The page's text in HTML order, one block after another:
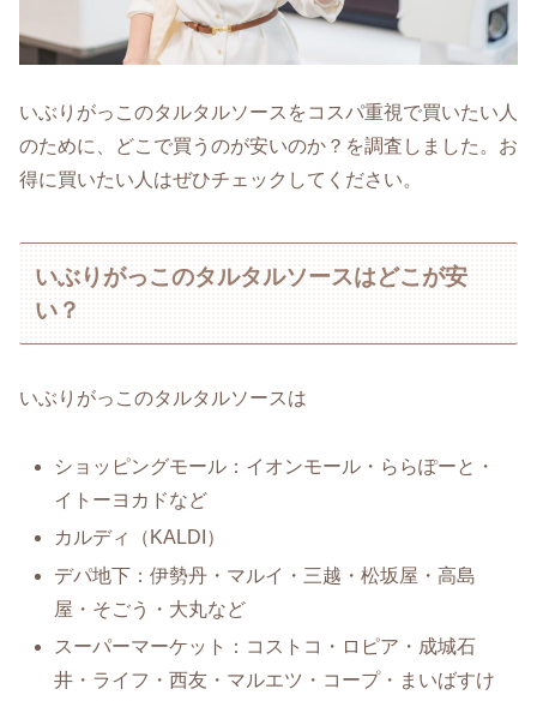
いぶりがっこのタルタルソースをコスパ重視で買いたい人
のために、どこで買うのが安いのか？を調査しました。お
得に買いたい人はぜひチェックしてください。
いぶりがっこのタルタルソースはどこが安
い？
いぶりがっこのタルタルソースは
ショッピングモール：イオンモール・ららぽーと・
イトーヨカドなど
カルディ（KALDI）
デパ地下：伊勢丹・マルイ・三越・松坂屋・高島
屋・そごう・大丸など
スーパーマーケット：コストコ・ロピア・成城石
井・ライフ・西友・マルエツ・コープ・まいばすけ